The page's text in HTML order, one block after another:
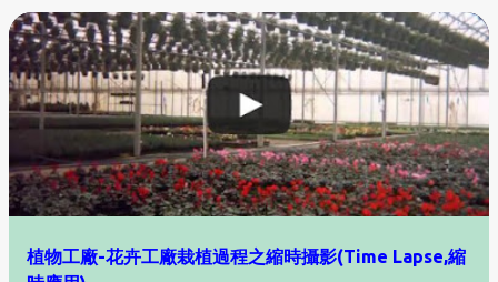
植物工廠-花卉工廠栽植過程之縮時攝影(Time Lapse,縮